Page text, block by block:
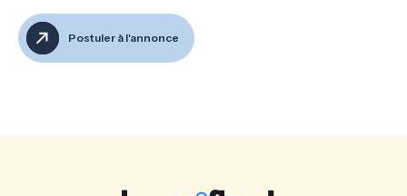
Postuler à l'annonce